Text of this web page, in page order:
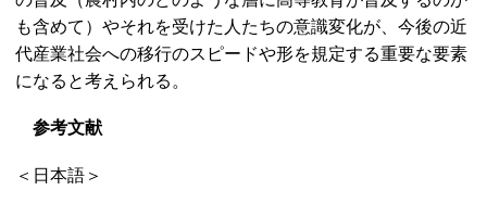
も含めて）やそれを受けた人たちの意識変化が、今後の近
代産業社会への移行のスピードや形を規定する重要な要素
になると考えられる。
参考文献
＜日本語＞